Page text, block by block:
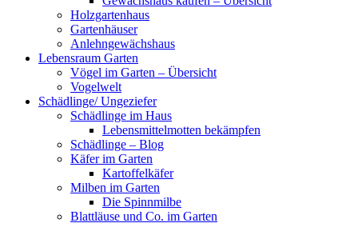
Holzgartenhaus
Gartenhäuser
Anlehngewächshaus
Lebensraum Garten
Vögel im Garten – Übersicht
Vogelwelt
Schädlinge/ Ungeziefer
Schädlinge im Haus
Lebensmittelmotten bekämpfen
Schädlinge – Blog
Käfer im Garten
Kartoffelkäfer
Milben im Garten
Die Spinnmilbe
Blattläuse und Co. im Garten